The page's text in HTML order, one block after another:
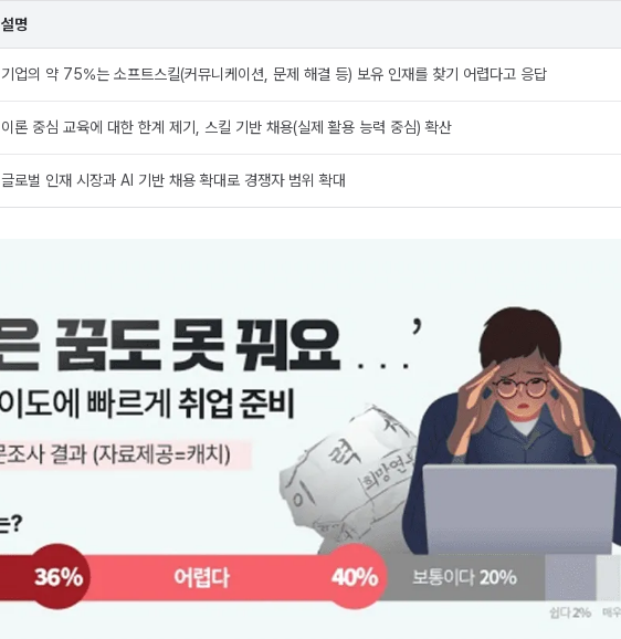
설명
기업의 약 75%는 소프트스킬(커뮤니케이션, 문제 해결 등) 보유 인재를 찾기 어렵다고 응답
이론 중심 교육에 대한 한계 제기, 스킬 기반 채용(실제 활용 능력 중심) 확산
글로벌 인재 시장과 AI 기반 채용 확대로 경쟁자 범위 확대